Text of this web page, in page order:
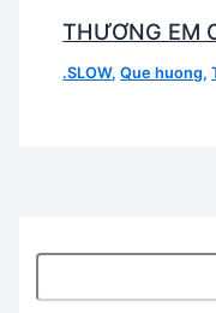
THƯƠNG EM
.SLOW,Que huong,
Tìm kiếm